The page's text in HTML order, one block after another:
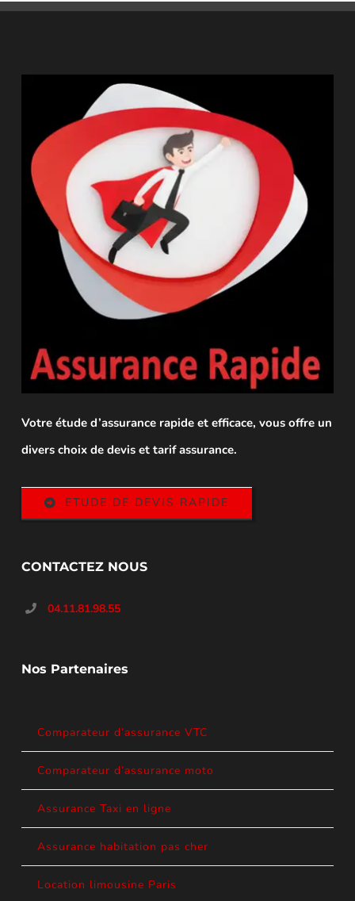
Votre étude d’assurance rapide et efficace, vous offre un
divers choix de devis et tarif assurance.
ETUDE DE DEVIS RAPIDE
CONTACTEZ NOUS
04.11.81.98.55
Nos Partenaires
Comparateur d’assurance VTC
Comparateur d’assurance moto
Assurance Taxi en ligne
Assurance habitation pas cher
Location limousine Paris